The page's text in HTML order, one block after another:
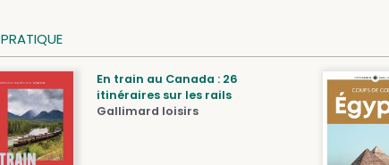
En train au Canada : 26
itinéraires sur les rails
Gallimard loisirs